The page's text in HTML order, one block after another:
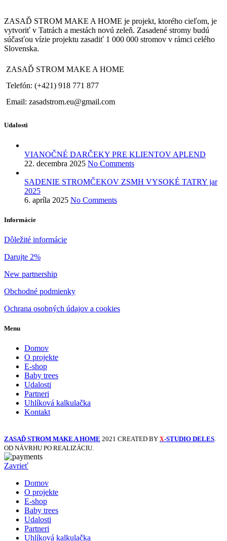
ZASAĎ STROM MAKE A HOME je projekt, ktorého cieľom, je
vytvoriť v Tatrách a mestách novú zeleň. Zasadené stromy budú
súčasťou vízie projektu zasadiť 1 000 000 stromov v rámci celého
Slovenska.
ZASAĎ STROM MAKE A HOME
Telefón: (+421) 918 771 877
Email: zasadstrom.eu@gmail.com
Udalosti
VIANOČNÉ DARČEKY PRE KLIENTOV APLEND
22. decembra 2025 No Comments
SADENIE STROMČEKOV ZSMH VYSOKÉ TATRY jar
2025
6. apríla 2025 No Comments
Informácie
Dôležité informácie
Darujte 2%
New partnership
Obchodné podmienky
Ochrana osobných údajov a cookies
Menu
Domov
O projekte
E-shop
Baby trees
Udalosti
Partneri
Uhlíková kalkulačka
Kontakt
ZASAĎ STROM MAKE A HOME 2021 CREATED BY X-STUDIO DELES.
OD NÁVRHU PO REALIZÁCIU.
Zavrieť
Domov
O projekte
E-shop
Baby trees
Udalosti
Partneri
Uhlíková kalkulačka